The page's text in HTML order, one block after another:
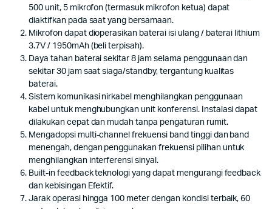
500 unit, 5 mikrofon (termasuk mikrofon ketua) dapat
diaktifkan pada saat yang bersamaan.
Mikrofon dapat dioperasikan baterai isi ulang / baterai lithium
3.7V / 1950mAh (beli terpisah).
Daya tahan baterai sekitar 8 jam selama penggunaan dan
sekitar 30 jam saat siaga/standby, tergantung kualitas
baterai.
Sistem komunikasi nirkabel menghilangkan penggunaan
kabel untuk menghubungkan unit konferensi. Instalasi dapat
dilakukan cepat dan mudah tanpa pengaturan rumit.
Mengadopsi multi-channel frekuensi band tinggi dan band
menengah, dengan penggunakan frekuensi pilihan untuk
menghilangkan interferensi sinyal.
Built-in feedback teknologi yang dapat mengurangi feedback
dan kebisingan Efektif.
Jarak operasi hingga 100 meter dengan kondisi terbaik, 60